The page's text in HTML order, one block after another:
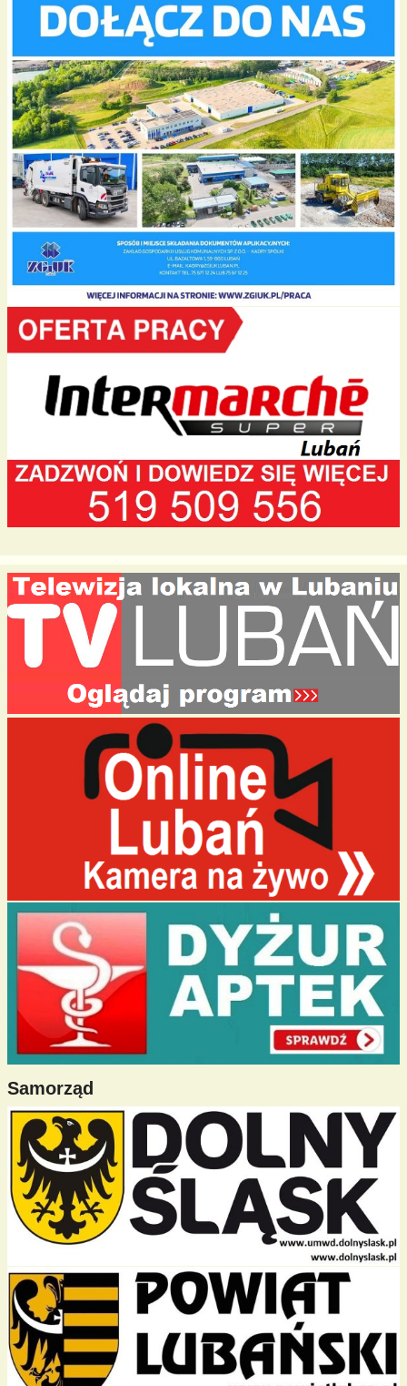
Samorząd